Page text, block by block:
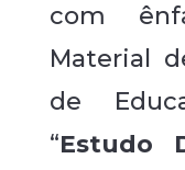
com
Material
de
“Estudo